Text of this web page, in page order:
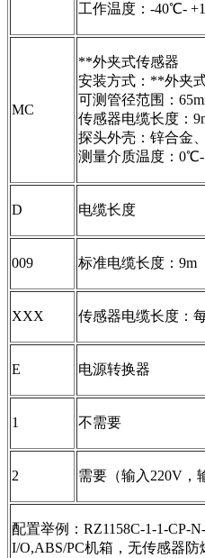
工作温度：-40℃-
MC
**外夹式传感器
安装方式：**外夹
可测管径范围：
传感器电缆长度：
探头外壳：锌合金
测量介质温度：
D 电缆长度
009 标准电缆长度：9m
XXX 传感器电缆长度：
E 电源转换器
1 不需要
2 需要（输入220V，
配置举例：RZ1158C-1-1-CP-
I/O,ABS/PC机箱，无传感器